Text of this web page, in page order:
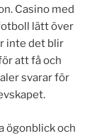
Casino med
lätt över
inte det blir
att få och
svarar för
ögonblick och